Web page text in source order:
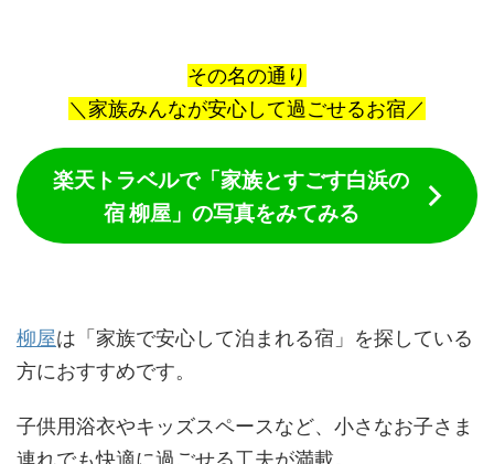
その名の通り
＼家族みんなが安心して過ごせるお宿／
楽天トラベルで「家族とすごす白浜の
宿 柳屋」の写真をみてみる
柳屋は「家族で安心して泊まれる宿」を探している
方におすすめです。
子供用浴衣やキッズスペースなど、小さなお子さま
連れでも快適に過ごせる工夫が満載。